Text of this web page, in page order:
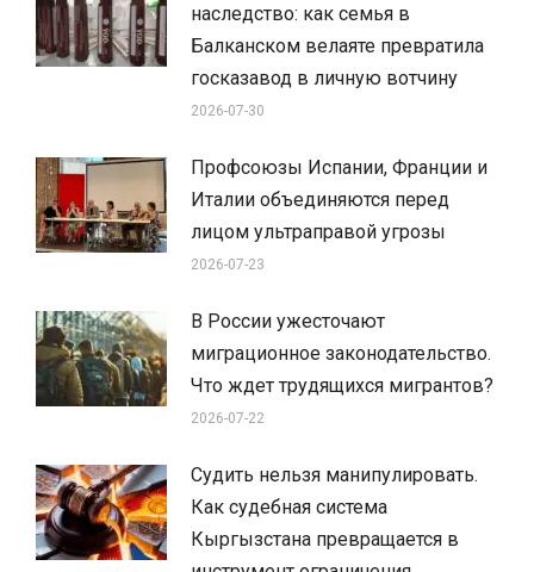
наследство: как семья в
Балканском велаяте превратила
госказавод в личную вотчину
2026-07-30
Профсоюзы Испании, Франции и
Италии объединяются перед
лицом ультраправой угрозы
2026-07-23
В России ужесточают
миграционное законодательство.
Что ждет трудящихся мигрантов?
2026-07-22
Судить нельзя манипулировать.
Как судебная система
Кыргызстана превращается в